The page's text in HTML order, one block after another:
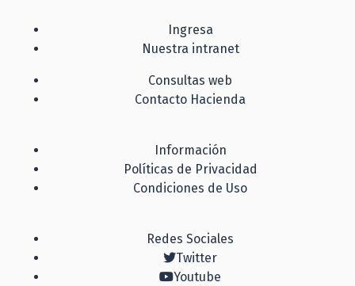
Ingresa
Nuestra intranet
Consultas web
Contacto Hacienda
Información
Políticas de Privacidad
Condiciones de Uso
Redes Sociales
Twitter
Youtube